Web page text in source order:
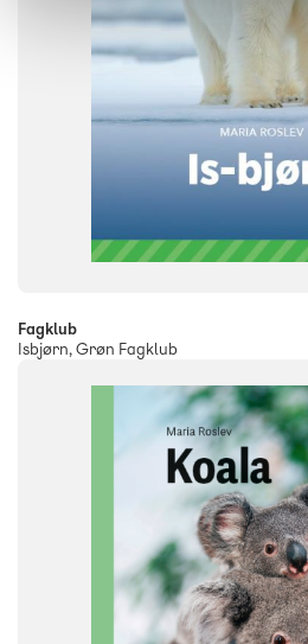
+
Fagklub
Isbjørn, Grøn Fagklub
1. klasse 2. klasse 3. klasse
9788723559685